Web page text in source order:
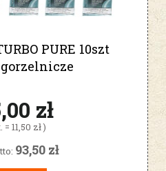
PURE 10szt
zł
= 11,50 zł )
93,50 zł